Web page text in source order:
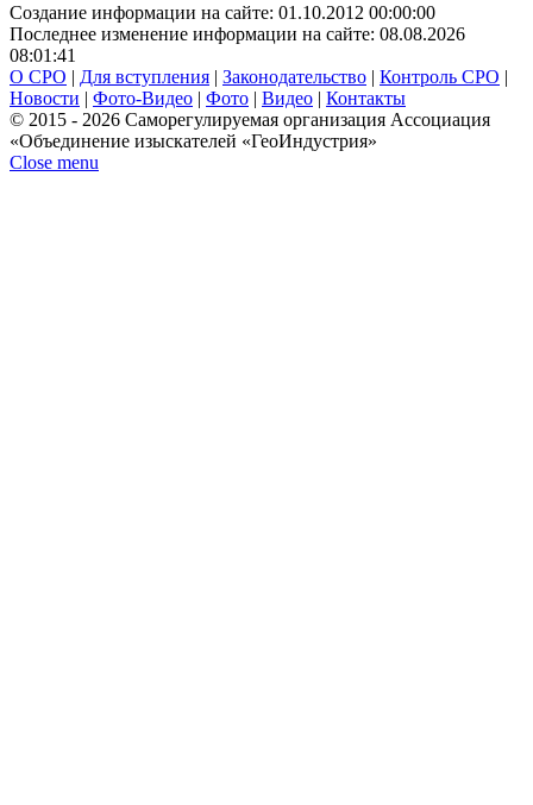
Создание информации на сайте: 01.10.2012 00:00:00
Последнее изменение информации на сайте: 08.08.2026
08:01:41
О СРО | Для вступления | Законодательство | Контроль СРО |
Новости | Фото-Видео | Фото | Видео | Контакты
© 2015 - 2026 Саморегулируемая организация Ассоциация
«Объединение изыскателей «ГеоИндустрия»
Close menu